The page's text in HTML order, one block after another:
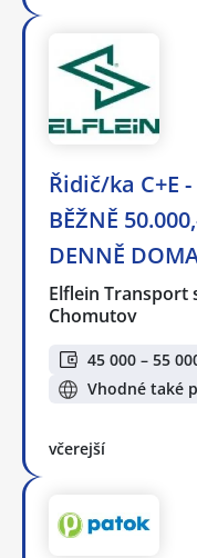
Řidič/ka C+E
BĚŽNĚ
DENNĚ
Elflein Transport
Chomutov
45 000 – 55
Vhodné také
včerejší